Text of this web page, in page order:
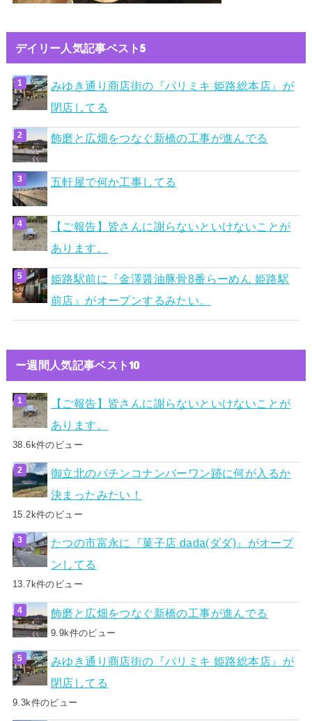
デイリー人気記事ベスト5
みゆき通り商店街の『パリミキ 姫路総本店』が
閉店してる
飾磨と広畑をつなぐ新橋の工事が進んでる
五軒屋で何か工事してる
【ご報告】皆さんに謝らないといけないことが
あります。
姫路駅前に『金澤醤油豚骨8番らーめん 姫路駅
前店』がオープンするみたい。
ー週間人気記事ベスト10
【ご報告】皆さんに謝らないといけないことが
あります。
38.6k件のビュー
御立北のパチンコナンバーワン跡に何が入るか
決まったみたい！
15.2k件のビュー
たつの市富永に『菓子店 dada(ダダ)』がオープ
ンしてる
13.7k件のビュー
飾磨と広畑をつなぐ新橋の工事が進んでる
9.9k件のビュー
みゆき通り商店街の『パリミキ 姫路総本店』が
閉店してる
9.3k件のビュー